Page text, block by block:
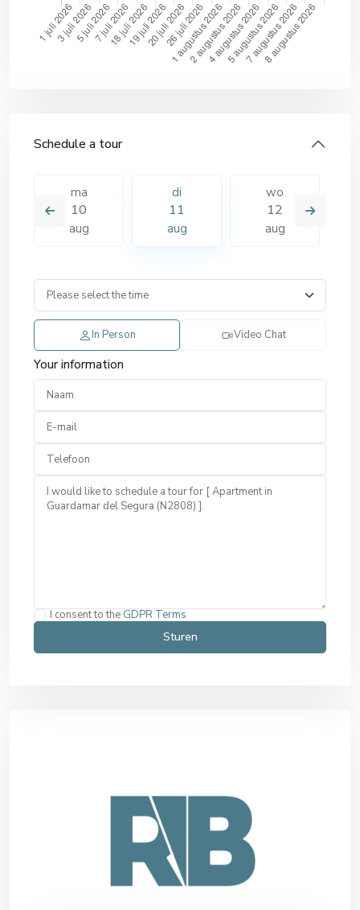
Schedule a tour
ma
10
aug
di
11
aug
wo
12
aug
In Person Video Chat
Your information
I consent to the GDPR Terms